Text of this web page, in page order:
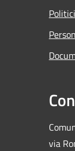
Politici
via